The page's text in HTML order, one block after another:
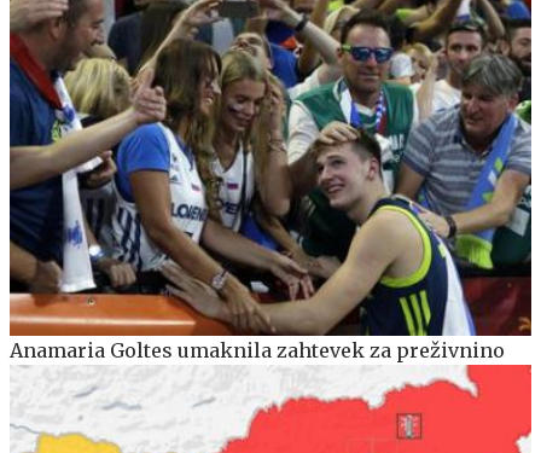
Anamaria Goltes umaknila zahtevek za preživnino